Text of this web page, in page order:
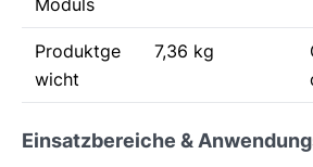
Produktge
wicht
7,36 kg
Einsatzbereiche &